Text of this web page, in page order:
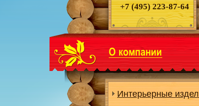
+7 (495) 223-87-64
Интерьерные